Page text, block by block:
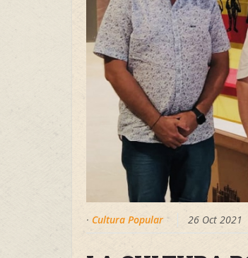
· Cultura Popular 26 Oct 2021